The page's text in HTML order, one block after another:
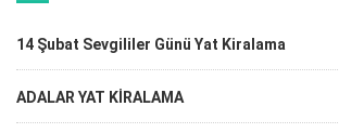
14 Şubat Sevgililer Günü Yat Kiralama
ADALAR YAT KİRALAMA